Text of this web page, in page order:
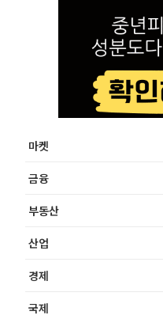
마켓
금융
부동산
산업
경제
국제